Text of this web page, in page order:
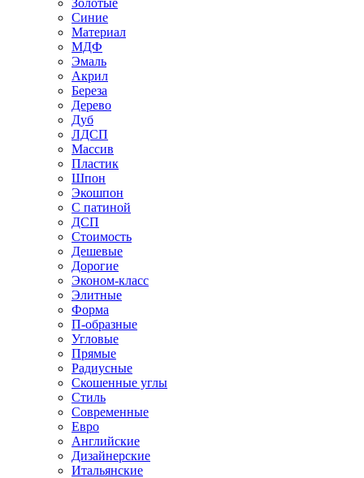
Золотые
Синие
Материал
МДФ
Эмаль
Акрил
Береза
Дерево
Дуб
ЛДСП
Массив
Пластик
Шпон
Экошпон
С патиной
ДСП
Стоимость
Дешевые
Дорогие
Эконом-класс
Элитные
Форма
П-образные
Угловые
Прямые
Радиусные
Скошенные углы
Стиль
Современные
Евро
Английские
Дизайнерские
Итальянские